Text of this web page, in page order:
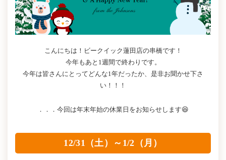
こんにちは！ビークイック蓮田店の串橋です！
今年もあと1週間で終わりです。
今年は皆さんにとってどんな1年だったか、是非お聞かせ下さ
い！！！
．．．今回は年末年始の休業日をお知らせします😆
12/31（土）～1/2（月）